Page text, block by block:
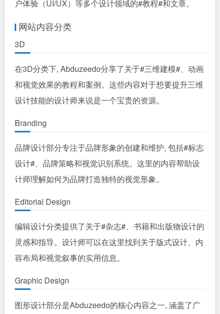
户体验（UI/UX）等多个设计领域的#教程#和文章。
网站内容分类
3D
在3D分类下, Abduzeedo分享了关于#三维建模#、动画
和视觉效果的教程和案例。这些内容对于想要提升三维
设计技能的设计师来说是一个宝贵的资源。
Branding
品牌设计部分专注于品牌形象的创建和维护, 包括#标志
设计#、品牌策略和视觉识别系统。这里的内容帮助设
计师理解如何为品牌打造独特的视觉形象。
Editorial Design
编辑设计分类提供了关于#杂志#、书籍和出版物设计的
灵感和指导。设计师可以在这里找到关于版式设计、内
容布局和视觉叙事的实用信息。
Graphic Design
图形设计部分是Abduzeedo的核心内容之一, 涵盖了广